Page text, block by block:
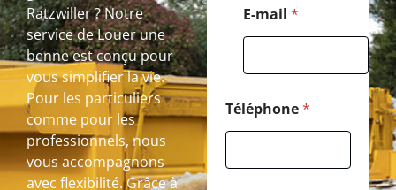
Ratzwiller ? Notre
service de Louer une
benne est conçu pour
vous simplifier la vie.
Pour les particuliers
comme pour les
professionnels, nous
vous accompagnons
avec flexibilité. Grâce à
E-mail *
Téléphone*